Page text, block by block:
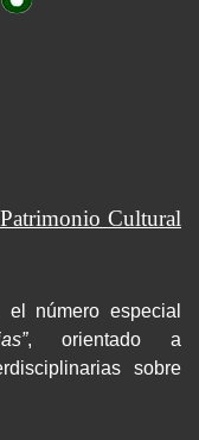
Cultural
número especial
, orientado a
sobre